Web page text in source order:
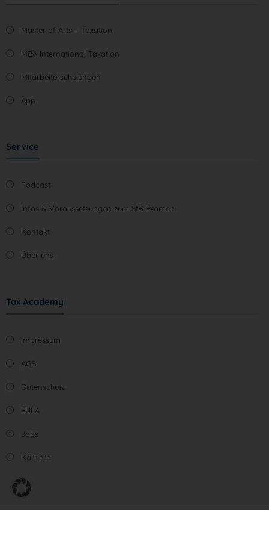
Master of Arts – Taxation
MBA International Taxation
Mitarbeiterschulungen
App
Service
Podcast
Infos & Voraussetzungen zum StB-Examen
Kontakt
Über uns
Tax Academy
Impressum
AGB
Datenschutz
EULA
Jobs
Karriere